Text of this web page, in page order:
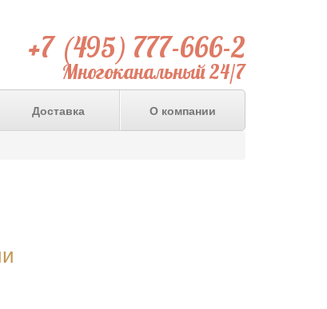
+7 (495) 777-666-2
Многоканальный 24/7
Доставка О компании